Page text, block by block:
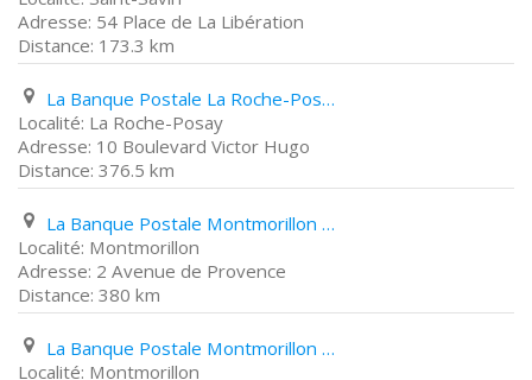
54 Place de La Libération
173.3 km
La Banque Postale La Roche-Posay 10 Boulevard Victor Hugo
La Roche-Posay
10 Boulevard Victor Hugo
376.5 km
La Banque Postale Montmorillon 2 Avenue de Provence
Montmorillon
2 Avenue de Provence
380 km
La Banque Postale Montmorillon 29 Boulevard de Strasbourg
Montmorillon